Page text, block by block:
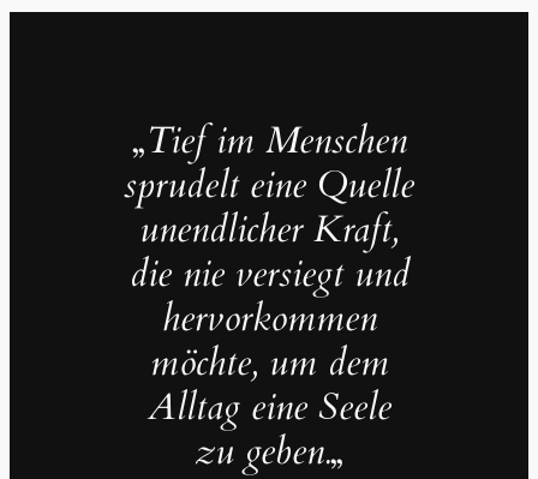
„Tief im Menschen
sprudelt eine Quelle
unendlicher Kraft,
die nie versiegt und
hervorkommen
möchte, um dem
Alltag eine Seele
zu geben.„